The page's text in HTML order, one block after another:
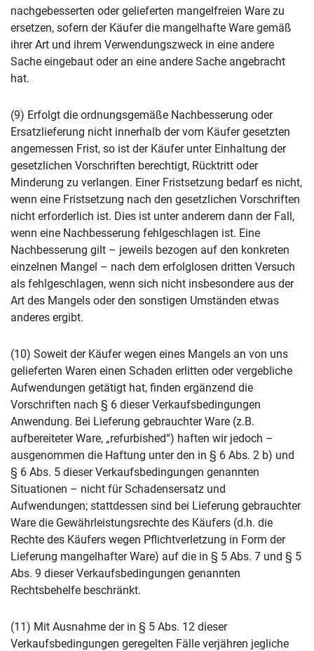
nachgebesserten oder gelieferten mangelfreien Ware zu
ersetzen, sofern der Käufer die mangelhafte Ware gemäß
ihrer Art und ihrem Verwendungszweck in eine andere
Sache eingebaut oder an eine andere Sache angebracht
hat.
(9) Erfolgt die ordnungsgemäße Nachbesserung oder
Ersatzlieferung nicht innerhalb der vom Käufer gesetzten
angemessen Frist, so ist der Käufer unter Einhaltung der
gesetzlichen Vorschriften berechtigt, Rücktritt oder
Minderung zu verlangen. Einer Fristsetzung bedarf es nicht,
wenn eine Fristsetzung nach den gesetzlichen Vorschriften
nicht erforderlich ist. Dies ist unter anderem dann der Fall,
wenn eine Nachbesserung fehlgeschlagen ist. Eine
Nachbesserung gilt – jeweils bezogen auf den konkreten
einzelnen Mangel – nach dem erfolglosen dritten Versuch
als fehlgeschlagen, wenn sich nicht insbesondere aus der
Art des Mangels oder den sonstigen Umständen etwas
anderes ergibt.
(10) Soweit der Käufer wegen eines Mangels an von uns
gelieferten Waren einen Schaden erlitten oder vergebliche
Aufwendungen getätigt hat, finden ergänzend die
Vorschriften nach § 6 dieser Verkaufsbedingungen
Anwendung. Bei Lieferung gebrauchter Ware (z.B.
aufbereiteter Ware, „refurbished“) haften wir jedoch –
ausgenommen die Haftung unter den in § 6 Abs. 2 b) und
§ 6 Abs. 5 dieser Verkaufsbedingungen genannten
Situationen – nicht für Schadensersatz und
Aufwendungen; stattdessen sind bei Lieferung gebrauchter
Ware die Gewährleistungsrechte des Käufers (d.h. die
Rechte des Käufers wegen Pflichtverletzung in Form der
Lieferung mangelhafter Ware) auf die in § 5 Abs. 7 und § 5
Abs. 9 dieser Verkaufsbedingungen genannten
Rechtsbehelfe beschränkt.
(11) Mit Ausnahme der in § 5 Abs. 12 dieser
Verkaufsbedingungen geregelten Fälle verjähren jegliche